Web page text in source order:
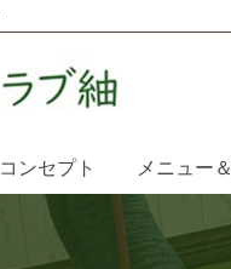
コンセプト メニュー